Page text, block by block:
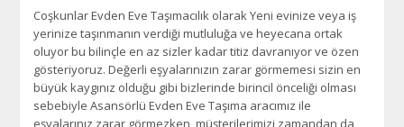
Coşkunlar Evden Eve Taşımacılık olarak Yeni evinize veya iş
yerinize taşınmanın verdiği mutluluğa ve heyecana ortak
oluyor bu bilinçle en az sizler kadar titiz davranıyor ve özen
gösteriyoruz. Değerli eşyalarınızın zarar görmemesi sizin en
büyük kaygınız olduğu gibi bizlerinde birincil önceliği olması
sebebiyle Asansörlü Evden Eve Taşıma aracımız ile
eşyalarınız zarar görmezken, müşterilerimizi zamandan da